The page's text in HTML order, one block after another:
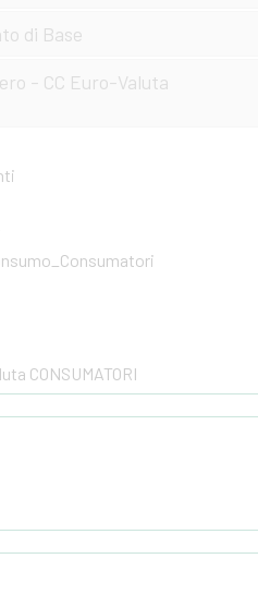
di Base
- CC Euro-Valuta
CONSUMATORI